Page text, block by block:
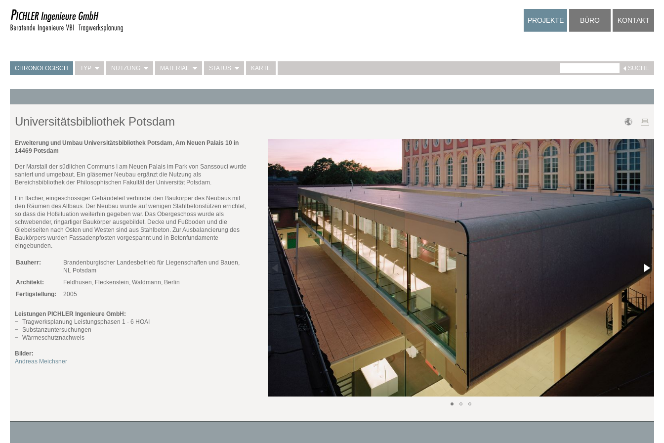
PROJEKTE
CHRONOLOGISCH TYP NUTZUNG MATERIAL STATUS KARTE
BÜRO KONTAKT
Universitätsbibliothek Potsdam
Erweiterung und Umbau Universitätsbibliothek Potsdam, Am Neuen Palais 10 in
14469 Potsdam
Der Marstall der südlichen Communs I am Neuen Palais im Park von Sanssouci wurde
saniert und umgebaut. Ein gläserner Neubau ergänzt die Nutzung als
Bereichsbibliothek der Philosophischen Fakultät der Universität Potsdam.
Ein flacher, eingeschossiger Gebäudeteil verbindet den Baukörper des Neubaus mit
den Räumen des Altbaus. Der Neubau wurde auf wenigen Stahlbetonstützen errichtet,
so dass die Hofsituation weiterhin gegeben war. Das Obergeschoss wurde als
schwebender, ringartiger Baukörper ausgebildet. Decke und Fußboden und die
Giebelseiten nach Osten und Westen sind aus Stahlbeton. Zur Ausbalancierung des
Baukörpers wurden Fassadenpfosten vorgespannt und in Betonfundamente
eingebunden.
Bauherr:
Brandenburgischer Landesbetrieb für Liegenschaften und Bauen,
NL Potsdam
Architekt:
Feldhusen, Fleckenstein, Waldmann, Berlin
Fertigstellung:
2005
Leistungen PICHLER Ingenieure GmbH:
Tragwerksplanung Leistungsphasen 1 - 6 HOAI
Substanzuntersuchungen
Wärmeschutznachweis
Bilder:
Andreas Meichsner